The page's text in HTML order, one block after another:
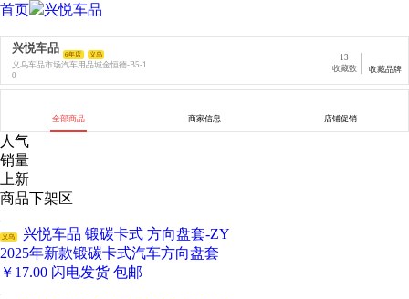
首页 兴悦车品
兴悦车品 6年店 义乌
义乌车品市场汽车用品城金恒德-B5-1
0
收藏品牌
13
收藏数
全部商品 商家信息 店铺促销
人气
销量
上新
商品下架区
义乌
兴悦车品 锻碳卡式 方向盘套-ZY
2025年新款锻碳卡式汽车方向盘套
￥ 17.00 闪电发货 包邮